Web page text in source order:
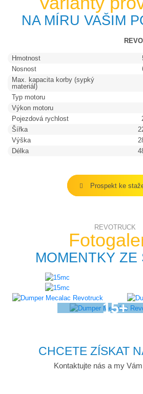
NA MÍRU VAŠIM
Hmotnost
Nosnost
Max. kapacita korby (sypký
materiál)
Typ motoru
Výkon motoru
Pojezdová rychlost
Šířka
Výška
Délka
Prospekt ke
REVOTRUCK
MOMENTKY ZE
CHCETE ZÍSKAT
Kontaktujte nás a my